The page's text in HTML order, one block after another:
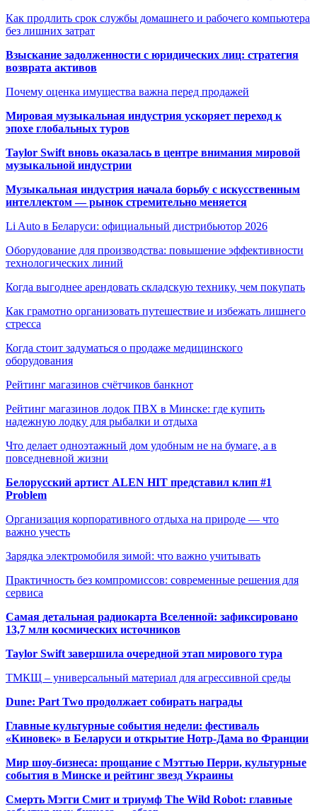
Как продлить срок службы домашнего и рабочего компьютера
без лишних затрат
Взыскание задолженности с юридических лиц: стратегия
возврата активов
Почему оценка имущества важна перед продажей
Мировая музыкальная индустрия ускоряет переход к
эпохе глобальных туров
Taylor Swift вновь оказалась в центре внимания мировой
музыкальной индустрии
Музыкальная индустрия начала борьбу с искусственным
интеллектом — рынок стремительно меняется
Li Auto в Беларуси: официальный дистрибьютор 2026
Оборудование для производства: повышение эффективности
технологических линий
Когда выгоднее арендовать складскую технику, чем покупать
Как грамотно организовать путешествие и избежать лишнего
стресса
Когда стоит задуматься о продаже медицинского
оборудования
Рейтинг магазинов счётчиков банкнот
Рейтинг магазинов лодок ПВХ в Минске: где купить
надежную лодку для рыбалки и отдыха
Что делает одноэтажный дом удобным не на бумаге, а в
повседневной жизни
Белорусский артист ALEN HIT представил клип #1
Problem
Организация корпоративного отдыха на природе — что
важно учесть
Зарядка электромобиля зимой: что важно учитывать
Практичность без компромиссов: современные решения для
сервиса
Самая детальная радиокарта Вселенной: зафиксировано
13,7 млн космических источников
Taylor Swift завершила очередной этап мирового тура
ТМКЩ – универсальный материал для агрессивной среды
Dune: Part Two продолжает собирать награды
Главные культурные события недели: фестиваль
«Киновек» в Беларуси и открытие Нотр-Дама во Франции
Мир шоу-бизнеса: прощание с Мэттью Перри, культурные
события в Минске и рейтинг звезд Украины
Смерть Мэгги Смит и триумф The Wild Robot: главные